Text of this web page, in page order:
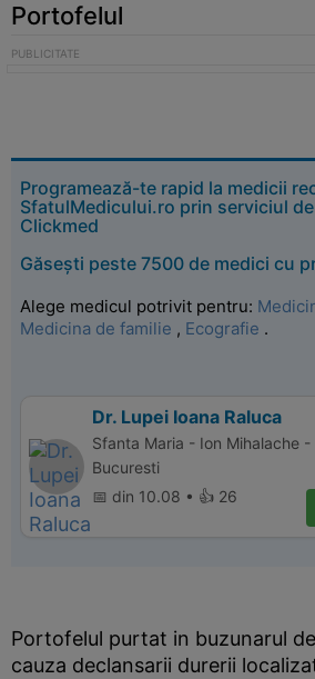
Portofelul
Programează-te rapid la medicii
SfatulMedicului.ro prin serviciul
Clickmed
Găsești peste 7500 de medici cu
Alege medicul potrivit pentru:
Medicina de familie , Ecografie .
Dr. Lupei Ioana Raluca
Sfanta Maria - Ion Mihalache -
Bucuresti
📅 din 10.08 • 👍 26
Portofelul purtat in buzunarul
cauza declansarii durerii